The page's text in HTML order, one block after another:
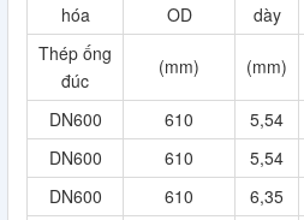
hóa
OD
dày
Thép ống
đúc
(mm) (mm)
DN600 610 5,54
DN600
610 5,54
DN600
610 6,35